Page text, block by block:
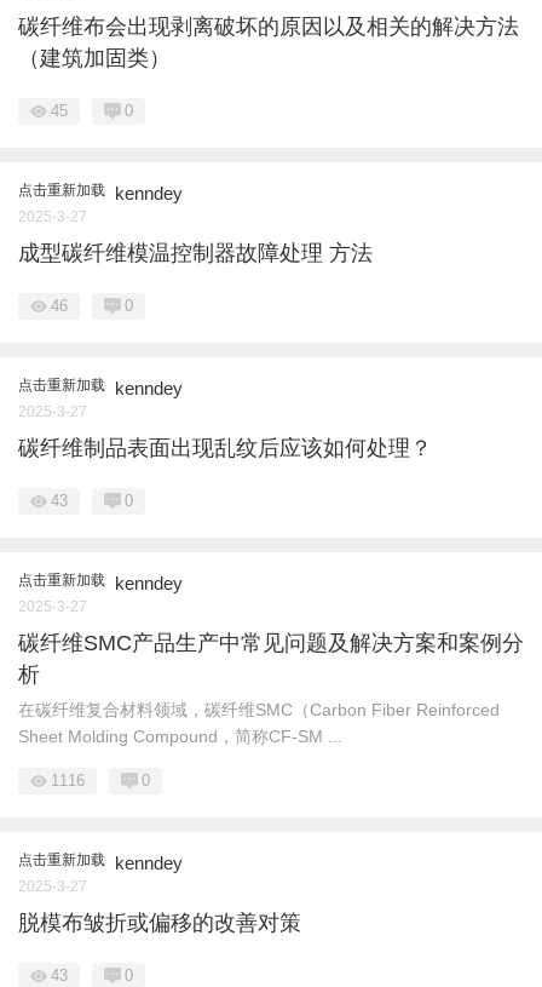
碳纤维布会出现剥离破坏的原因以及相关的解决方法
（建筑加固类）
45 0
点击重新加载 kenndey
2025-3-27
成型碳纤维模温控制器故障处理 方法
46 0
点击重新加载 kenndey
2025-3-27
碳纤维制品表面出现乱纹后应该如何处理？
43 0
点击重新加载 kenndey
2025-3-27
碳纤维SMC产品生产中常见问题及解决方案和案例分
析
在碳纤维复合材料领域，碳纤维SMC（Carbon Fiber Reinforced
Sheet Molding Compound，简称CF-SM ...
1116 0
点击重新加载 kenndey
2025-3-27
脱模布皱折或偏移的改善对策
43 0